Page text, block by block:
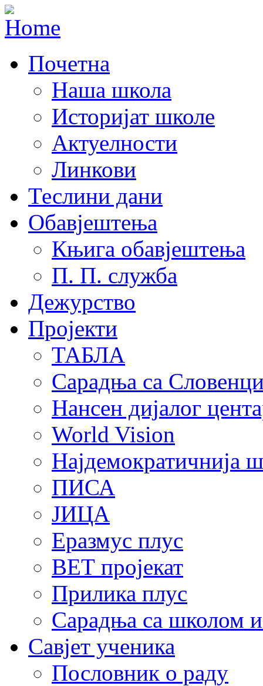
Почетна
Наша школа
Историјат школе
Актуелности
Линкови
Теслини дани
Обавјештења
Књига обавјештења
П. П. служба
Дежурство
Пројекти
ТАБЛА
Сарадња са
Нансен дијалог
World Vision
Најдемократичнија
ПИСА
ЈИЦА
Еразмус плус
ВЕТ пројекат
Прилика плус
Сарадња са школом
Савјет ученика
Пословник о раду